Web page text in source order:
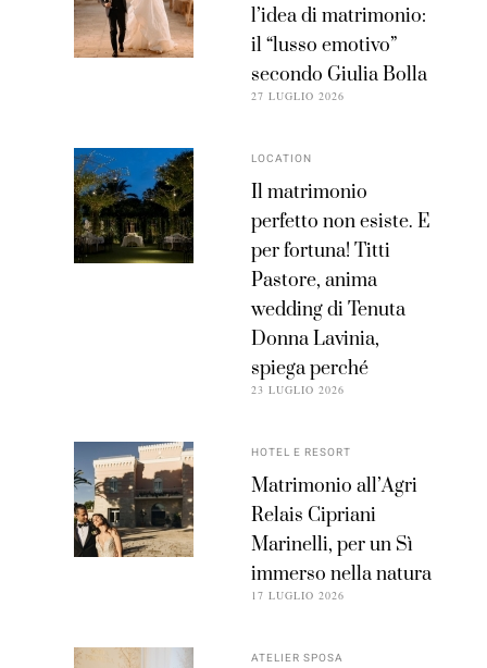
l’idea di matrimonio:
il “lusso emotivo”
secondo Giulia Bolla
27 LUGLIO 2026
LOCATION
Il matrimonio
perfetto non esiste. E
per fortuna! Titti
Pastore, anima
wedding di Tenuta
Donna Lavinia,
spiega perché
23 LUGLIO 2026
HOTEL E RESORT
Matrimonio all’Agri
Relais Cipriani
Marinelli, per un Sì
immerso nella natura
17 LUGLIO 2026
ATELIER SPOSA